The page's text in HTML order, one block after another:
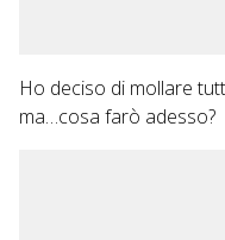
Ho deciso di mollare
ma…cosa farò adesso?